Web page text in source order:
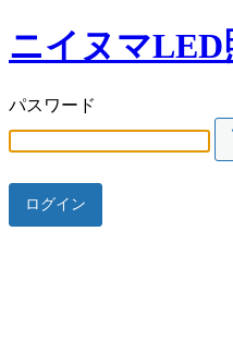
ニイヌマLED
パスワード